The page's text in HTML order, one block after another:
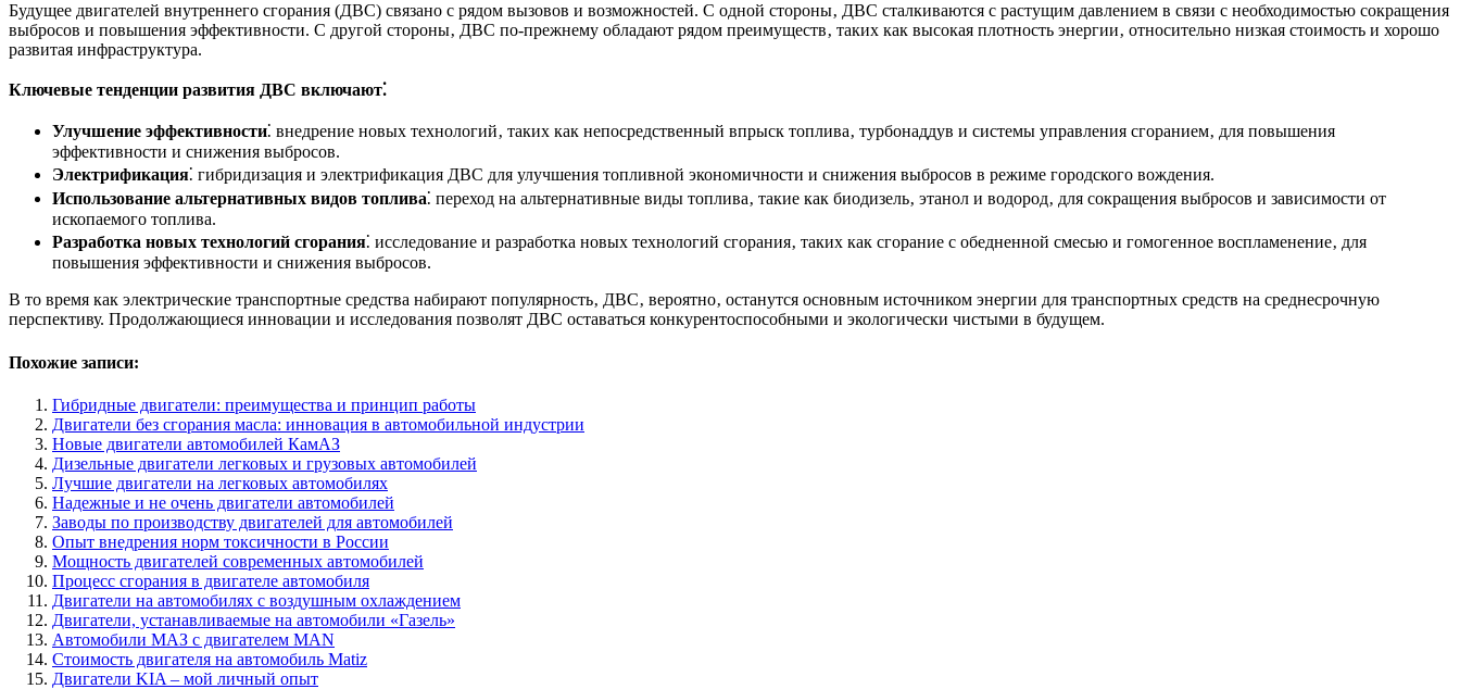
Будущее двигателей внутреннего сгорания (ДВС) связано с рядом вызовов и возможностей. С одной стороны‚ ДВС сталкиваются с растущим давлением в связи с необходимостью сокращения
выбросов и повышения эффективности. С другой стороны‚ ДВС по-прежнему обладают рядом преимуществ‚ таких как высокая плотность энергии‚ относительно низкая стоимость и хорошо
развитая инфраструктура.
Ключевые тенденции развития ДВС включают⁚
Улучшение эффективности⁚ внедрение новых технологий‚ таких как непосредственный впрыск топлива‚ турбонаддув и системы управления сгоранием‚ для повышения
эффективности и снижения выбросов.
Электрификация⁚ гибридизация и электрификация ДВС для улучшения топливной экономичности и снижения выбросов в режиме городского вождения.
Использование альтернативных видов топлива⁚ переход на альтернативные виды топлива‚ такие как биодизель‚ этанол и водород‚ для сокращения выбросов и зависимости от
ископаемого топлива.
Разработка новых технологий сгорания⁚ исследование и разработка новых технологий сгорания‚ таких как сгорание с обедненной смесью и гомогенное воспламенение‚ для
повышения эффективности и снижения выбросов.
В то время как электрические транспортные средства набирают популярность‚ ДВС‚ вероятно‚ останутся основным источником энергии для транспортных средств на среднесрочную
перспективу. Продолжающиеся инновации и исследования позволят ДВС оставаться конкурентоспособными и экологически чистыми в будущем.
Похожие записи:
Гибридные двигатели: преимущества и принцип работы
Двигатели без сгорания масла: инновация в автомобильной индустрии
Новые двигатели автомобилей КамАЗ
Дизельные двигатели легковых и грузовых автомобилей
Лучшие двигатели на легковых автомобилях
Надежные и не очень двигатели автомобилей
Заводы по производству двигателей для автомобилей
Опыт внедрения норм токсичности в России
Мощность двигателей современных автомобилей
Процесс сгорания в двигателе автомобиля
Двигатели на автомобилях с воздушным охлаждением
Двигатели, устанавливаемые на автомобили «Газель»
Автомобили МАЗ с двигателем MAN
Стоимость двигателя на автомобиль Matiz
Двигатели KIA – мой личный опыт